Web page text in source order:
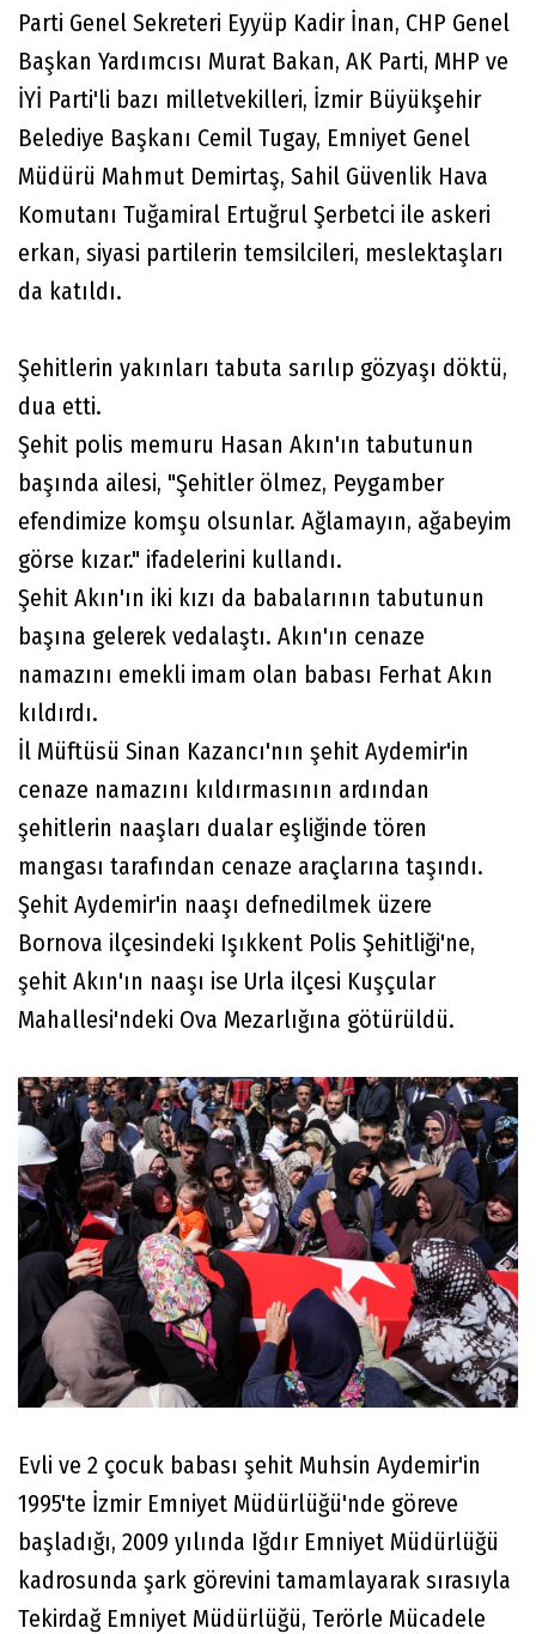
Parti Genel Sekreteri Eyyüp Kadir İnan, CHP Genel
Başkan Yardımcısı Murat Bakan, AK Parti, MHP ve
İYİ Parti'li bazı milletvekilleri, İzmir Büyükşehir
Belediye Başkanı Cemil Tugay, Emniyet Genel
Müdürü Mahmut Demirtaş, Sahil Güvenlik Hava
Komutanı Tuğamiral Ertuğrul Şerbetci ile askeri
erkan, siyasi partilerin temsilcileri, meslektaşları
da katıldı.
Şehitlerin yakınları tabuta sarılıp gözyaşı döktü,
dua etti.
Şehit polis memuru Hasan Akın'ın tabutunun
başında ailesi, "Şehitler ölmez, Peygamber
efendimize komşu olsunlar. Ağlamayın, ağabeyim
görse kızar." ifadelerini kullandı.
Şehit Akın'ın iki kızı da babalarının tabutunun
başına gelerek vedalaştı. Akın'ın cenaze
namazını emekli imam olan babası Ferhat Akın
kıldırdı.
İl Müftüsü Sinan Kazancı'nın şehit Aydemir'in
cenaze namazını kıldırmasının ardından
şehitlerin naaşları dualar eşliğinde tören
mangası tarafından cenaze araçlarına taşındı.
Şehit Aydemir'in naaşı defnedilmek üzere
Bornova ilçesindeki Işıkkent Polis Şehitliği'ne,
şehit Akın'ın naaşı ise Urla ilçesi Kuşçular
Mahallesi'ndeki Ova Mezarlığına götürüldü.
Evli ve 2 çocuk babası şehit Muhsin Aydemir'in
1995'te İzmir Emniyet Müdürlüğü'nde göreve
başladığı, 2009 yılında Iğdır Emniyet Müdürlüğü
kadrosunda şark görevini tamamlayarak sırasıyla
Tekirdağ Emniyet Müdürlüğü, Terörle Mücadele